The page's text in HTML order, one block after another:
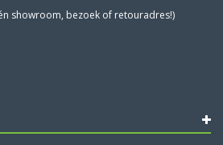
showroom, bezoek of retouradres!)